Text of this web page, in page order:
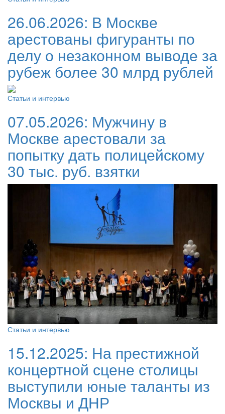
26.06.2026: В Москве
арестованы фигуранты по
делу о незаконном выводе за
рубеж более 30 млрд рублей
Статьи и интервью
07.05.2026: Мужчину в
Москве арестовали за
попытку дать полицейскому
30 тыс. руб. взятки
Статьи и интервью
15.12.2025: На престижной
концертной сцене столицы
выступили юные таланты из
Москвы и ДНР